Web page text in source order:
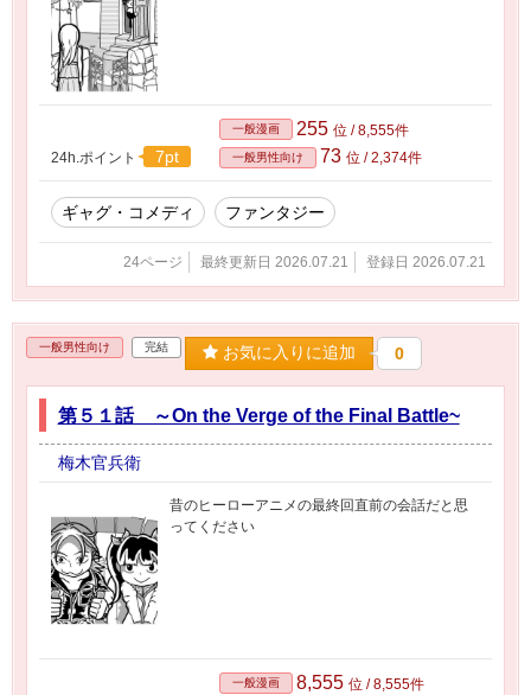
24h.ポイント 7pt
一般漫画 255 位 / 8,555件
一般男性向け 73 位 / 2,374件
ギャグ・コメディ ファンタジー
24ページ 最終更新日 2026.07.21 登録日 2026.07.21
一般男性向け 完結 お気に入りに追加 0
第５１話 ～On the Verge of the Final Battle~
梅木官兵衛
昔のヒーローアニメの最終回直前の会話だと思
ってください
一般漫画 8,555 位 / 8,555件